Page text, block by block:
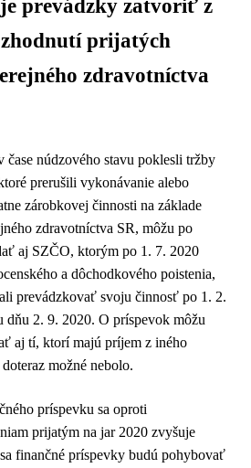
prevádzky zatvoriť z
prijatých
zdravotníctva
núdzového stavu poklesli tržby
prerušili vykonávanie alebo
zárobkovej činnosti na základe
zdravotníctva SR, môžu po
aj SZČO, ktorým po 1. 7. 2020
a dôchodkového poistenia,
prevádzkovať svoju činnosť po 1. 2.
dňu 2. 9. 2020. O príspevok môžu
aj tí, ktorí majú príjem z iného
možné nebolo.
príspevku sa oproti
prijatým na jar 2020 zvyšuje
finančné príspevky budú pohybovať